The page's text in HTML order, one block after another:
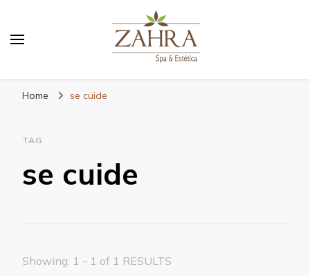
e relaxamento
Home se cuide
TAG
se cuide
Showing: 1 - 1 of 1 RESULTS